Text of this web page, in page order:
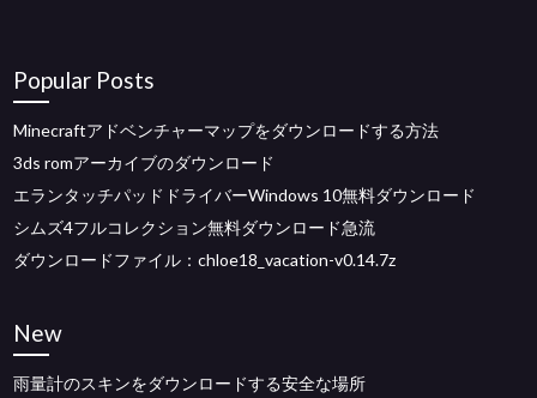
Popular Posts
Minecraftアドベンチャーマップをダウンロードする方法
3ds romアーカイブのダウンロード
エランタッチパッドドライバーWindows 10無料ダウンロード
シムズ4フルコレクション無料ダウンロード急流
ダウンロードファイル：chloe18_vacation-v0.14.7z
New
雨量計のスキンをダウンロードする安全な場所